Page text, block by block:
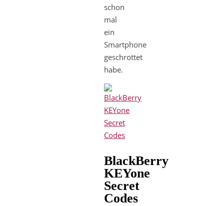
schon
mal
ein
Smartphone
geschrottet
habe.
BlackBerry
KEYone
Secret
Codes